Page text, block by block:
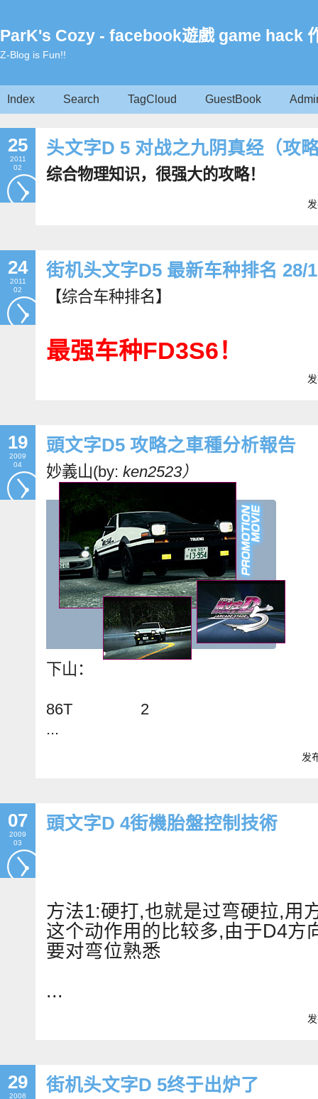
ParK's Cozy - facebook遊戲 game hack
Z-Blog is Fun!!
Index Search TagCloud GuestBook
25
2011
02
头文字D 5 对战之九阴真经（攻
综合物理知识，很强大的攻略！
24
2011
02
街机头文字D5 最新车种排名 28/1
【综合车种排名】
最强车种FD3S6！
19
2009
04
頭文字D5 攻略之車種分析報告
妙義山(by: ken2523）
下山：
86T 2
...
发
07
2009
03
頭文字D 4街機胎盤控制技術
方法1:硬打,也就是过弯硬拉,用
这个动作用的比较多,由于D4方
要对弯位熟悉
...
29
2008
街机头文字D 5终于出炉了